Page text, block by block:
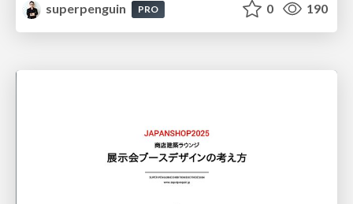
superpenguin
PRO 0 190